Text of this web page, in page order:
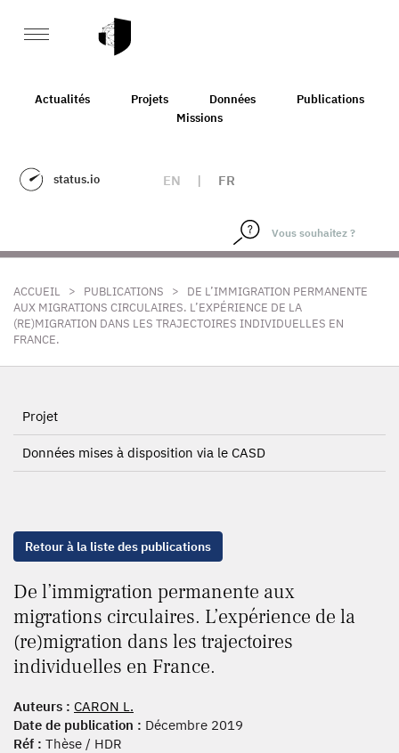
Actualités Projets Données
Publications
Missions
status.io EN | FR
ACCUEIL > PUBLICATIONS >
DE L’IMMIGRATION PERMANENTE
AUX MIGRATIONS CIRCULAIRES. L’EXPÉRIENCE DE LA
(RE)MIGRATION DANS LES TRAJECTOIRES INDIVIDUELLES EN
FRANCE.
Projet
Données mises à disposition via le CASD
Retour à la liste des publications
De l’immigration permanente aux
migrations circulaires. L’expérience de la
(re)migration dans les trajectoires
individuelles en France.
Auteurs : CARON L.
Date de publication : Décembre 2019
Réf : Thèse / HDR